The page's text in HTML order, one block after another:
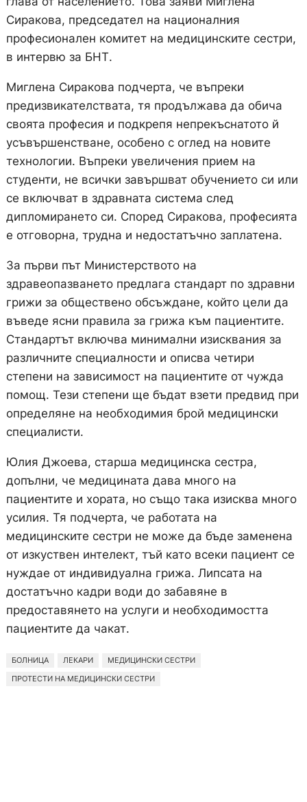
Сиракова, председател на националния
професионален комитет на медицинските сестри,
в интервю за БНТ.
Миглена Сиракова подчерта, че въпреки
предизвикателствата, тя продължава да обича
своята професия и подкрепя непрекъснатото й
усъвършенстване, особено с оглед на новите
технологии. Въпреки увеличения прием на
студенти, не всички завършват обучението си или
се включват в здравната система след
дипломирането си. Според Сиракова, професията
е отговорна, трудна и недостатъчно заплатена.
За първи път Министерството на
здравеопазването предлага стандарт по здравни
грижи за обществено обсъждане, който цели да
въведе ясни правила за грижа към пациентите.
Стандартът включва минимални изисквания за
различните специалности и описва четири
степени на зависимост на пациентите от чужда
помощ. Тези степени ще бъдат взети предвид при
определяне на необходимия брой медицински
специалисти.
Юлия Джоева, старша медицинска сестра,
допълни, че медицината дава много на
пациентите и хората, но също така изисква много
усилия. Тя подчерта, че работата на
медицинските сестри не може да бъде заменена
от изкуствен интелект, тъй като всеки пациент се
нуждае от индивидуална грижа. Липсата на
достатъчно кадри води до забавяне в
предоставянето на услуги и необходимостта
пациентите да чакат.
БОЛНИЦА ЛЕКАРИ
МЕДИЦИНСКИ СЕСТРИ
ПРОТЕСТИ НА МЕДИЦИНСКИ СЕСТРИ